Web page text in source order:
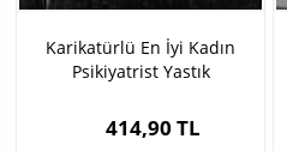
Karikatürlü En İyi Kadın
Psikiyatrist Yastık
414,90 TL